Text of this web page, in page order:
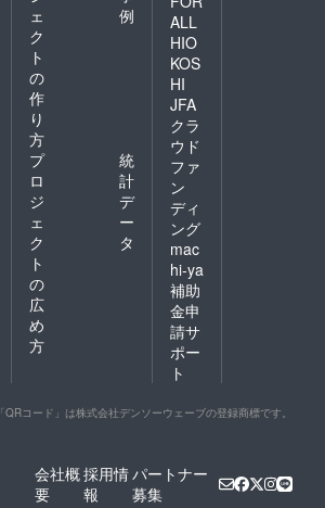
ェ
ク
ト
の
作
り
方
例
プ
ロ
ジ
ェ
ク
ト
の
広
め
方
統
計
デ
ー
タ
ALL
HIO
KOS
HI
JFA
クラ
ウド
ファ
ン
ディ
ング
mac
hi-ya
補助
金申
請サ
ポー
ト
「QRコード」は株式会社デンソーウェーブの登録商標です。
会社概
要
採用情
報
パートナー
募集